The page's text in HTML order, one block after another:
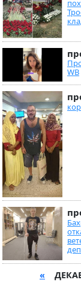
WB
«